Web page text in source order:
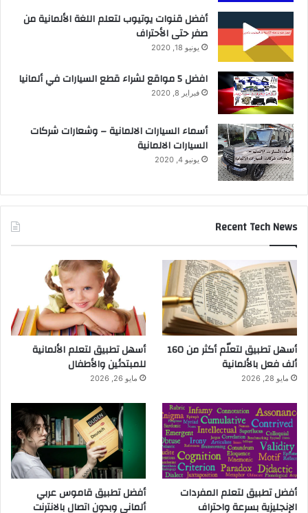
أفضل قنوات يوتيوب لتعلم اللغة الألمانية من
صفر حتى الأحتراف
يونيو 18, 2020
افضل 5 مواقع لشراء قطع السيارات في ألمانيا
فبراير 8, 2020
أسماء السيارات الالمانية – وشعارات شركات
السيارات الالمانية
يونيو 4, 2020
Recent Tech News
أسهل تطبيق لتعلّم أكثر من 160
ألف فعل بالألمانية
مايو 28, 2026
أسهل تطبيق لتعلم الألمانية
للمبتدئين والأطفال
مايو 26, 2026
أفضل تطبيق لتعلم المفردات
الإنجليزية بسرعة واحتراف
أفضل تطبيق قاموس عربي
ألماني وبدون اتصال بالانترنت